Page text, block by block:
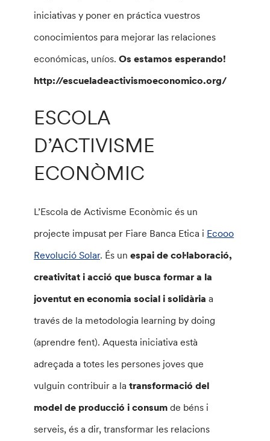
iniciativas y poner en práctica vuestros
conocimientos para mejorar las relaciones
económicas, uníos. Os estamos esperando!
http://escueladeactivismoeconomico.org/
ESCOLA
D’ACTIVISME
ECONÒMIC
L’Escola de Activisme Econòmic és un
projecte impusat per Fiare Banca Etica i Ecooo
Revolució Solar. És unespai de col·laboració,
creativitat i acció que busca formar a la
joventut en economia social i solidàriaa
través de la metodologia learning by doing
(aprendre fent). Aquesta iniciativa està
adreçada a totes les persones joves que
vulguin contribuir a la transformació del
model de producció i consum de béns i
serveis, és a dir, transformar les relacions